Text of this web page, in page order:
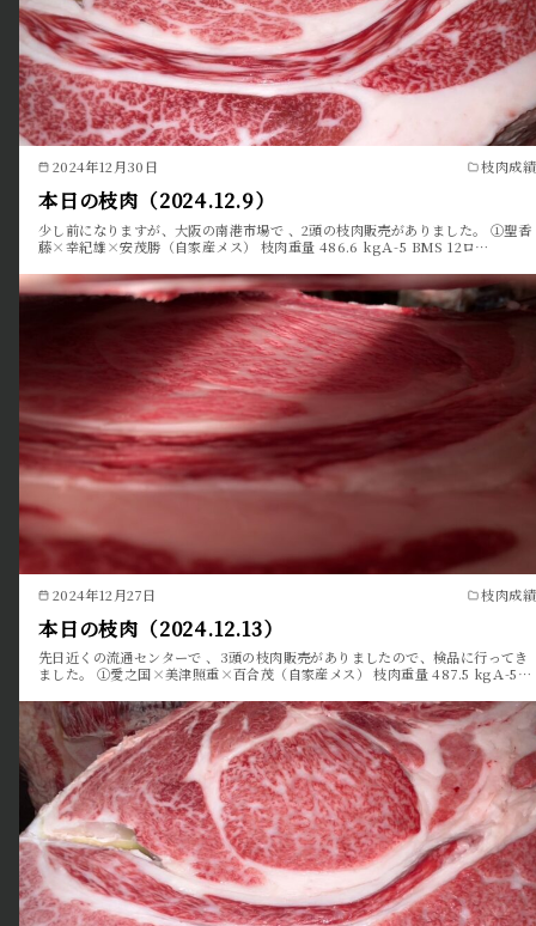
2024年12月30日 枝肉成績
本日の枝肉（2024.12.9）
少し前になりますが、大阪の南港市場で 、2頭の枝肉販売がありました。 ①聖香
藤×幸紀雄×安茂勝（自家産メス） 枝肉重量 486.6 kgＡ-5 BMS 12ロ…
2024年12月27日 枝肉成績
本日の枝肉（2024.12.13）
先日近くの流通センターで 、3頭の枝肉販売がありましたので、検品に行ってき
ました。 ①愛之国×美津照重×百合茂（自家産メス） 枝肉重量 487.5 kgＡ-5…